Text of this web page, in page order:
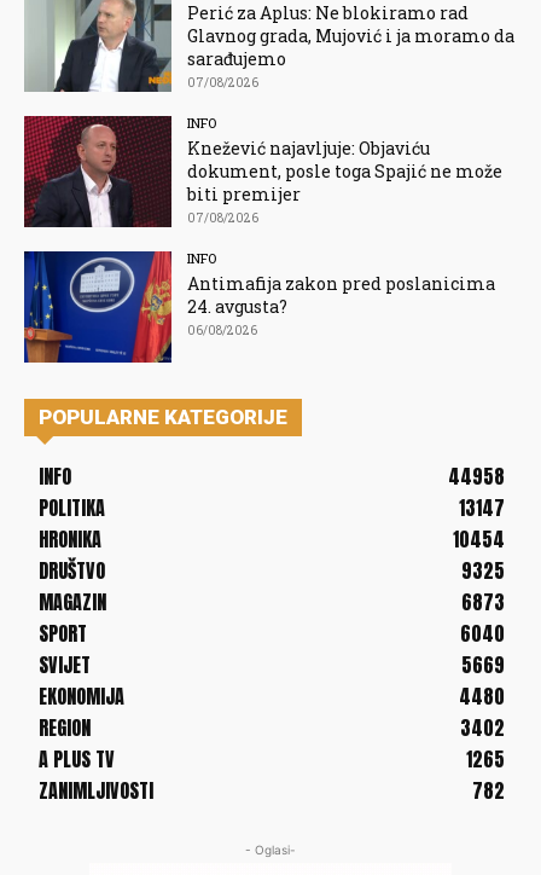
Perić za Aplus: Ne blokiramo rad
Glavnog grada, Mujović i ja moramo da
sarađujemo
07/08/2026
INFO
Knežević najavljuje: Objaviću
dokument, posle toga Spajić ne može
biti premijer
07/08/2026
INFO
Antimafija zakon pred poslanicima
24. avgusta?
06/08/2026
POPULARNE KATEGORIJE
INFO
44958
POLITIKA
13147
HRONIKA
10454
DRUŠTVO
9325
MAGAZIN
6873
SPORT
6040
SVIJET
5669
EKONOMIJA
4480
REGION
3402
A PLUS TV
1265
ZANIMLJIVOSTI
782
- Oglasi-